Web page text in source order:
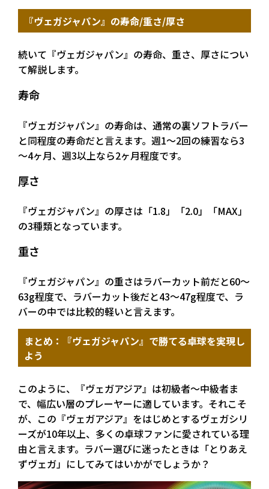
『ヴェガジャパン』の寿命/重さ/厚さ
続いて『ヴェガジャパン』の寿命、重さ、厚さについ
て解説します。
寿命
『ヴェガジャパン』の寿命は、通常の裏ソフトラバー
と同程度の寿命だと言えます。週1～2回の練習なら3
～4ヶ月、週3以上なら2ヶ月程度です。
厚さ
『ヴェガジャパン』の厚さは「1.8」「2.0」「MAX」
の3種類となっています。
重さ
『ヴェガジャパン』の重さはラバーカット前だと60～
63g程度で、ラバーカット後だと43～47g程度で、ラ
バーの中では比較的軽いと言えます。
まとめ：『ヴェガジャパン』で勝てる卓球を実現し
よう
このように、『ヴェガアジア』は初級者～中級者ま
で、幅広い層のプレーヤーに適しています。それこそ
が、この『ヴェガアジア』をはじめとするヴェガシリ
ーズが10年以上、多くの卓球ファンに愛されている理
由と言えます。ラバー選びに迷ったときは「とりあえ
ずヴェガ」にしてみてはいかがでしょうか？